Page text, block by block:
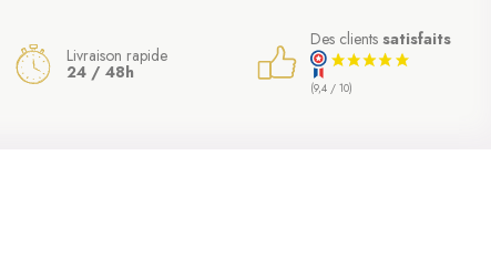
Livraison rapide
24 / 48h
Des clients satisfaits
(9,4 / 10)